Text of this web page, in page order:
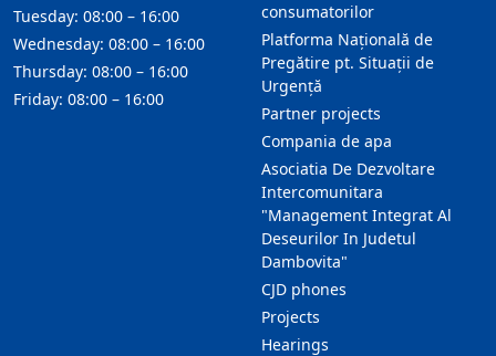
consumatorilor
Platforma Națională de
Pregătire pt. Situații de
Urgență
Partner projects
Compania de apa
Asociatia De Dezvoltare
Intercomunitara
"Management Integrat Al
Deseurilor In Judetul
Dambovita"
CJD phones
Projects
Hearings
Tuesday: 08:00 – 16:00
Wednesday: 08:00 – 16:00
Thursday: 08:00 – 16:00
Friday: 08:00 – 16:00